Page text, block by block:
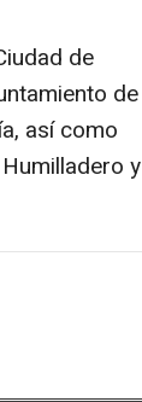
de
de
así como
y